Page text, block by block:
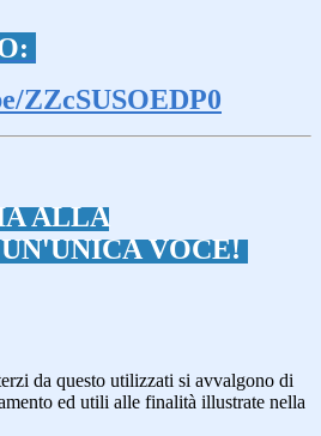
ZZcSUSOEDP0
ALLA
VOCE!
da questo utilizzati si avvalgono di
ed utili alle finalità illustrate nella